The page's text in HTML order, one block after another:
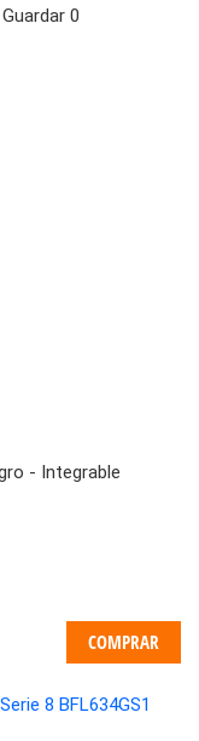
Guardar 0
- Integrable
COMPRAR